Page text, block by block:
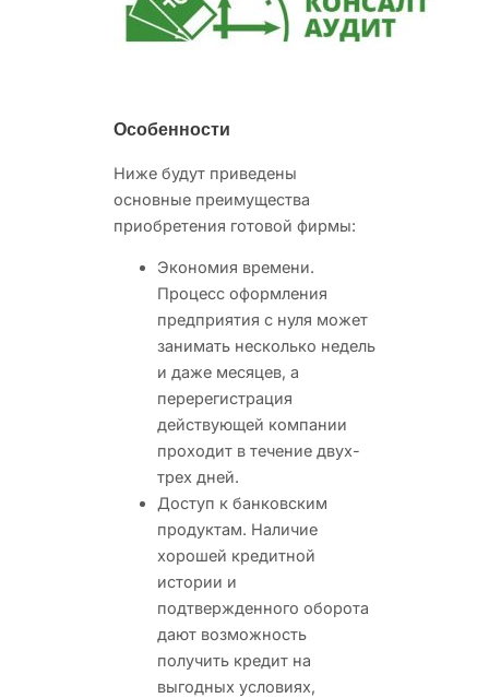
Особенности
Ниже будут приведены
основные преимущества
приобретения готовой фирмы:
Экономия времени.
Процесс оформления
предприятия с нуля может
занимать несколько недель
и даже месяцев, а
перерегистрация
действующей компании
проходит в течение двух-
трех дней.
Доступ к банковским
продуктам. Наличие
хорошей кредитной
истории и
подтвержденного оборота
дают возможность
получить кредит на
выгодных условиях,